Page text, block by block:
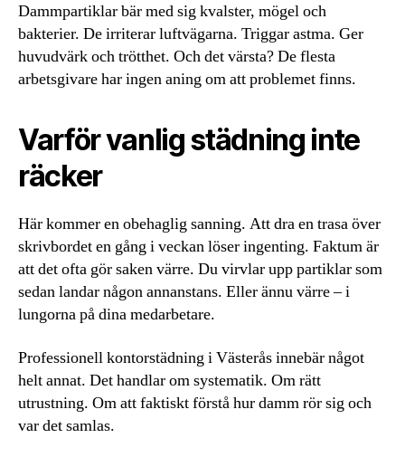
Dammpartiklar bär med sig kvalster, mögel och
bakterier. De irriterar luftvägarna. Triggar astma. Ger
huvudvärk och trötthet. Och det värsta? De flesta
arbetsgivare har ingen aning om att problemet finns.
Varför vanlig städning inte
räcker
Här kommer en obehaglig sanning. Att dra en trasa över
skrivbordet en gång i veckan löser ingenting. Faktum är
att det ofta gör saken värre. Du virvlar upp partiklar som
sedan landar någon annanstans. Eller ännu värre – i
lungorna på dina medarbetare.
Professionell kontorstädning i Västerås innebär något
helt annat. Det handlar om systematik. Om rätt
utrustning. Om att faktiskt förstå hur damm rör sig och
var det samlas.